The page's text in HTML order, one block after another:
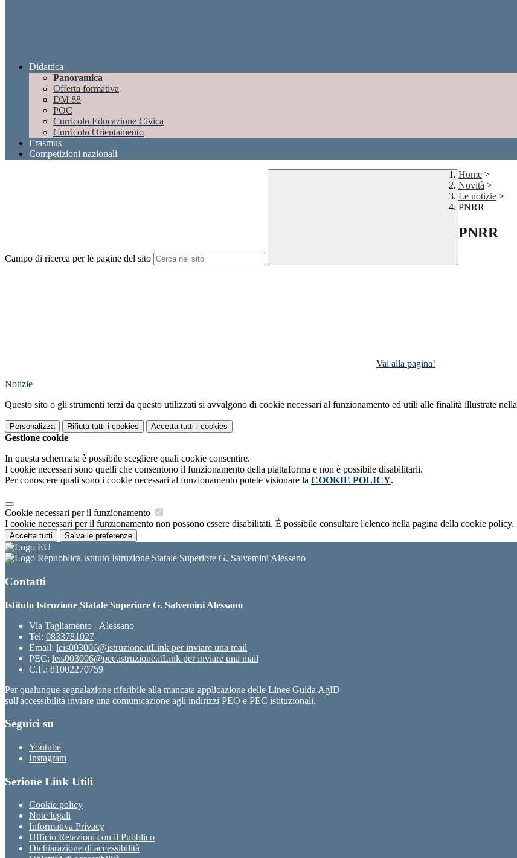
Didattica
Panoramica
Offerta formativa
DM 88
POC
Curricolo Educazione Civica
Curricolo Orientamento
Erasmus
Competizioni nazionali
Campo di ricerca per le pagine del sito
Home >
Novità >
Le notizie >
PNRR
PNRR
Vai alla pagina!
Notizie
Questo sito o gli strumenti terzi da questo utilizzati si avvalgono di cookie necessari al funzionamento ed utili alle finalità illustrate nella
Personalizza Rifiuta tutti i cookies Accetta tutti i cookies
Gestione cookie
In questa schermata è possibile scegliere quali cookie consentire.
I cookie necessari sono quelli che consentono il funzionamento della piattaforma e non è possibile disabilitarli.
Per conoscere quali sono i cookie necessari al funzionamento potete visionare la COOKIE POLICY.
Cookie necessari per il funzionamento
I cookie necessari per il funzionamento non possono essere disabilitati. È possibile consultare l'elenco nella pagina della cookie policy.
Accetta tutti Salva le preferenze
Istituto Istruzione Statale Superiore G. Salvemini Alessano
Contatti
Istituto Istruzione Statale Superiore G. Salvemini Alessano
Via Tagliamento - Alessano
Tel: 0833781027
Email: leis003006@istruzione.itLink per inviare una mail
PEC: leis003006@pec.istruzione.itLink per inviare una mail
C.F.: 81002270759
Per qualunque segnalazione riferibile alla mancata applicazione delle Linee Guida AgID
sull'accessibilità inviare una comunicazione agli indirizzi PEO e PEC istituzionali.
Seguici su
Youtube
Instagram
Sezione Link Utili
Cookie policy
Note legali
Informativa Privacy
Ufficio Relazioni con il Pubblico
Dichiarazione di accessibilità